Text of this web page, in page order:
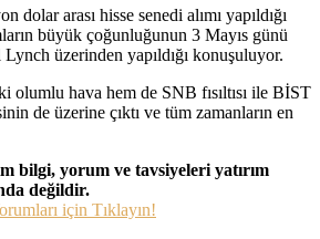
dolar arası hisse senedi alımı yapıldığı
büyük çoğunluğunun 3 Mayıs günü
üzerinden yapıldığı konuşuluyor.
olumlu hava hem de SNB fısıltısı ile BİST
de üzerine çıktı ve tüm zamanların en
bilgi, yorum ve tavsiyeleri yatırım
değildir.
için Tıklayın!